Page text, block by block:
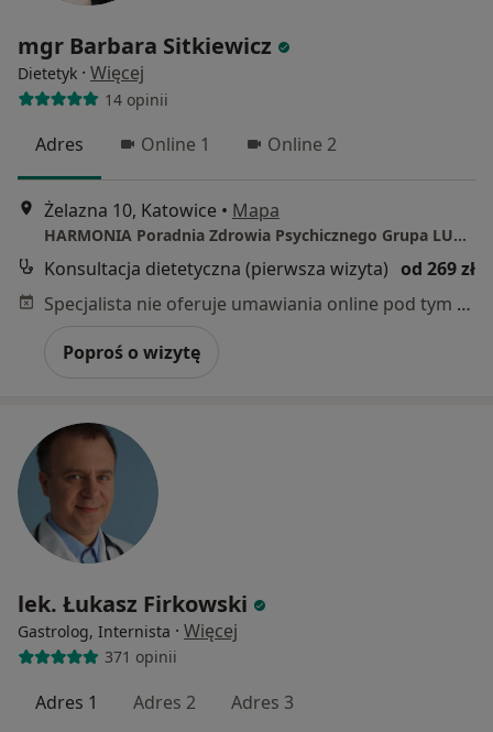
mgr Barbara Sitkiewicz
Dietetyk · Więcej
14 opinii
Adres Online 1 Online 2
Żelazna 10, Katowice • Mapa
HARMONIA Poradnia Zdrowia Psychicznego Grupa LUX MED Katowice - Żelazna 10
Konsultacja dietetyczna (pierwsza wizyta) od 269 zł
Specjalista nie oferuje umawiania online pod tym adresem.
Poproś o wizytę
lek. Łukasz Firkowski
Gastrolog, Internista · Więcej
371 opinii
Adres 1 Adres 2 Adres 3